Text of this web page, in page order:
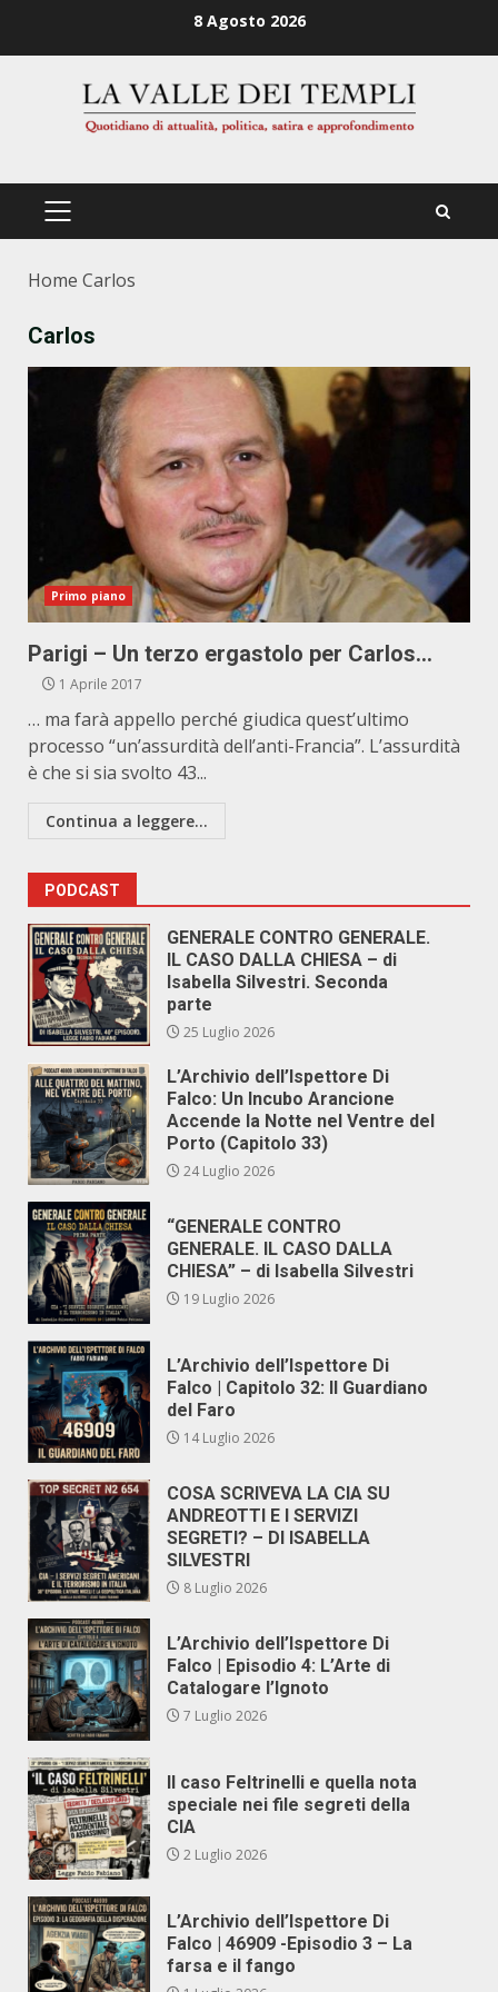
8 Agosto 2026
PRIMÄRES
Home Carlos
Carlos
Primo piano
Parigi – Un terzo ergastolo per Carlos…
1 Aprile 2017
… ma farà appello perché giudica quest’ultimo
processo “un’assurdità dell’anti-Francia”. L’assurdità
è che si sia svolto 43...
Continua a leggere...
PODCAST
GENERALE CONTRO GENERALE.
IL CASO DALLA CHIESA – di
Isabella Silvestri. Seconda
parte
25 Luglio 2026
L’Archivio dell’Ispettore Di
Falco: Un Incubo Arancione
Accende la Notte nel Ventre del
Porto (Capitolo 33)
24 Luglio 2026
“GENERALE CONTRO
GENERALE. IL CASO DALLA
CHIESA” – di Isabella Silvestri
19 Luglio 2026
L’Archivio dell’Ispettore Di
Falco | Capitolo 32: Il Guardiano
del Faro
14 Luglio 2026
COSA SCRIVEVA LA CIA SU
ANDREOTTI E I SERVIZI
SEGRETI? – DI ISABELLA
SILVESTRI
8 Luglio 2026
L’Archivio dell’Ispettore Di
Falco | Episodio 4: L’Arte di
Catalogare l’Ignoto
7 Luglio 2026
Il caso Feltrinelli e quella nota
speciale nei file segreti della
CIA
2 Luglio 2026
L’Archivio dell’Ispettore Di
Falco | 46909 -Episodio 3 – La
farsa e il fango